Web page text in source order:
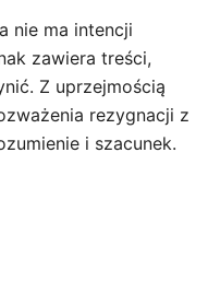
nie ma intencji
zawiera treści,
Z uprzejmością
rezygnacji z
i szacunek.